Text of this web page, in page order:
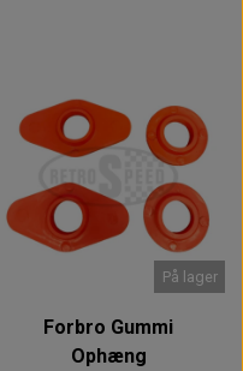
På lager
Forbro Gummi
Ophæng